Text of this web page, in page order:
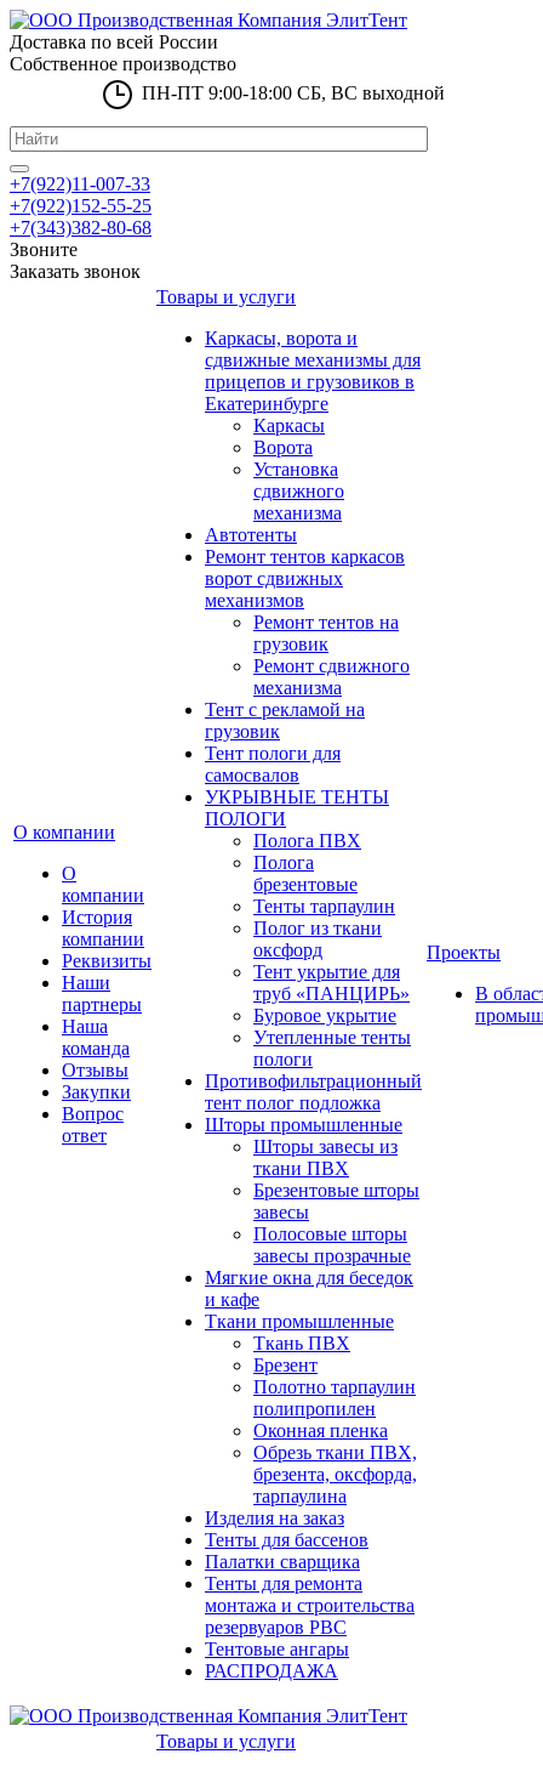
Доставка по всей России
Собственное производство
ПН-ПТ 9:00-18:00 СБ, ВС выходной
+7(922)11-007-33
+7(922)152-55-25
+7(343)382-80-68
Звоните
Заказать звонок
О компании
О
компании
История
компании
Реквизиты
Наши
партнеры
Наша
команда
Отзывы
Закупки
Вопрос
ответ
Товары и услуги
Каркасы, ворота и
сдвижные механизмы для
прицепов и грузовиков в
Екатеринбурге
Каркасы
Ворота
Установка
сдвижного
механизма
Автотенты
Ремонт тентов каркасов
ворот сдвижных
механизмов
Ремонт тентов на
грузовик
Ремонт сдвижного
механизма
Тент с рекламой на
грузовик
Тент пологи для
самосвалов
УКРЫВНЫЕ ТЕНТЫ
ПОЛОГИ
Полога ПВХ
Полога
брезентовые
Тенты тарпаулин
Полог из ткани
оксфорд
Тент укрытие для
труб «ПАНЦИРЬ»
Буровое укрытие
Утепленные тенты
пологи
Противофильтрационный
тент полог подложка
Шторы промышленные
Шторы завесы из
ткани ПВХ
Брезентовые шторы
завесы
Полосовые шторы
завесы прозрачные
Мягкие окна для беседок
и кафе
Ткани промышленные
Ткань ПВХ
Брезент
Полотно тарпаулин
полипропилен
Оконная пленка
Обрезь ткани ПВХ,
брезента, оксфорда,
тарпаулина
Изделия на заказ
Тенты для бассенов
Палатки сварщика
Тенты для ремонта
монтажа и строительства
резервуаров РВС
Тентовые ангары
РАСПРОДАЖА
Проекты
В
Товары и услуги